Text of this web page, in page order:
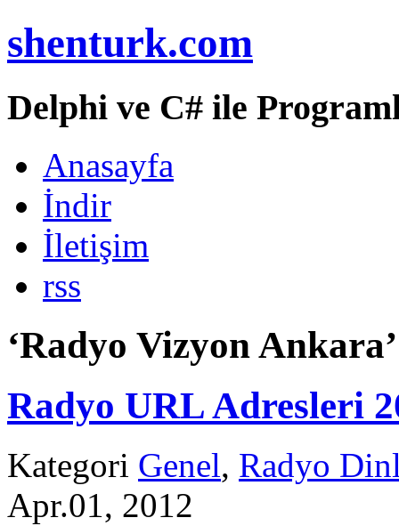
shenturk.com
Delphi ve C# ile
Anasayfa
İndir
İletişim
rss
‘Radyo Vizyon
Radyo URL Adresleri
Kategori Genel, Radyo
Apr.01, 2012